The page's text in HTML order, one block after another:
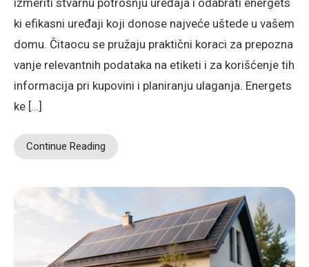
izmeriti stvarnu potrošnju uređaja i odabrati energets
ki efikasni uređaji koji donose najveće uštede u vašem
domu. Čitaocu se pružaju praktični koraci za prepozna
vanje relevantnih podataka na etiketi i za korišćenje tih
informacija pri kupovini i planiranju ulaganja. Energets
ke […]
Continue Reading